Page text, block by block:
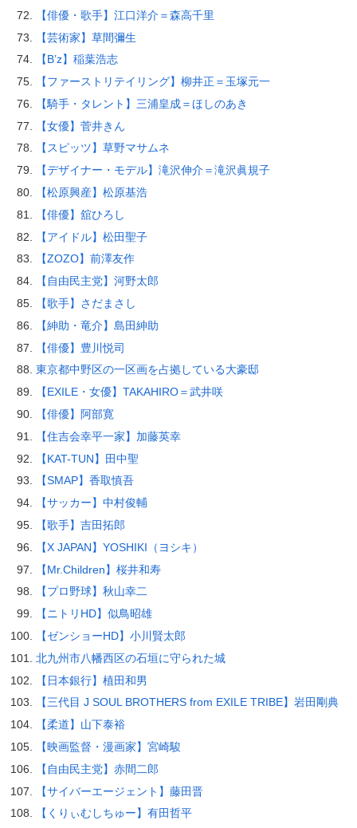
【俳優・歌手】江口洋介＝森高千里
【芸術家】草間彌生
【B’z】稲葉浩志
【ファーストリテイリング】柳井正＝玉塚元一
【騎手・タレント】三浦皇成＝ほしのあき
【女優】菅井きん
【スピッツ】草野マサムネ
【デザイナー・モデル】滝沢伸介＝滝沢眞規子
【松原興産】松原基浩
【俳優】舘ひろし
【アイドル】松田聖子
【ZOZO】前澤友作
【自由民主党】河野太郎
【歌手】さだまさし
【紳助・竜介】島田紳助
【俳優】豊川悦司
東京都中野区の一区画を占拠している大豪邸
【EXILE・女優】TAKAHIRO＝武井咲
【俳優】阿部寛
【住吉会幸平一家】加藤英幸
【KAT-TUN】田中聖
【SMAP】香取慎吾
【サッカー】中村俊輔
【歌手】吉田拓郎
【X JAPAN】YOSHIKI（ヨシキ）
【Mr.Children】桜井和寿
【プロ野球】秋山幸二
【ニトリHD】似鳥昭雄
【ゼンショーHD】小川賢太郎
北九州市八幡西区の石垣に守られた城
【日本銀行】植田和男
【三代目 J SOUL BROTHERS from EXILE TRIBE】岩田剛典
【柔道】山下泰裕
【映画監督・漫画家】宮崎駿
【自由民主党】赤間二郎
【サイバーエージェント】藤田晋
【くりぃむしちゅー】有田哲平